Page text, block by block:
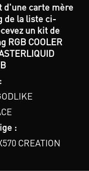
d'une carte mère
de la liste ci-
un kit de
RGB COOLER
:
CREATION